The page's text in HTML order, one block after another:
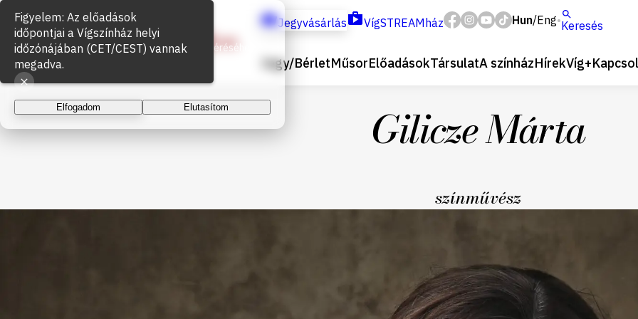
Jegyvásárlás VígSTREAMház Hun/Eng Keresés
Jegy/BérletMűsorElőadásokTársulatA színházHírekVíg+
Gilicze Márta
színművész
Sütik használata
Az oldal működéséhez és a látogatottság méréséhez
sütiket használunk. A folytatással elfogadja a sütik
használatát.
Elfogadom Elutasítom